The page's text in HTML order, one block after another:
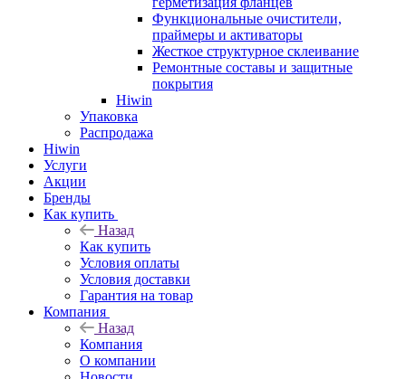
Функциональные очистители,
праймеры и активаторы
Жесткое структурное склеивание
Ремонтные составы и защитные
покрытия
Hiwin
Упаковка
Распродажа
Hiwin
Услуги
Акции
Бренды
Как купить
Назад
Как купить
Условия оплаты
Условия доставки
Гарантия на товар
Компания
Назад
Компания
О компании